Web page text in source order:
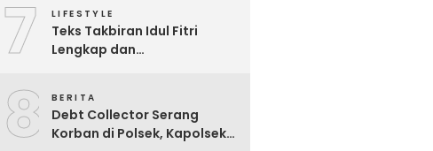
7 LIFESTYLE
Teks Takbiran Idul Fitri
Lengkap dan
8 BERITA
Debt Collector Serang
Korban di Polsek, Kapolsek